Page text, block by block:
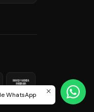
WhatsApp